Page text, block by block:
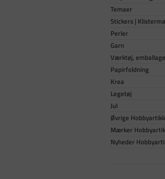
Temaer
Stickers |
Perler
Garn
Værktøj,
Papirfoldning
Krea
Legetøj
Jul
Øvrige
Mærker
Nyheder